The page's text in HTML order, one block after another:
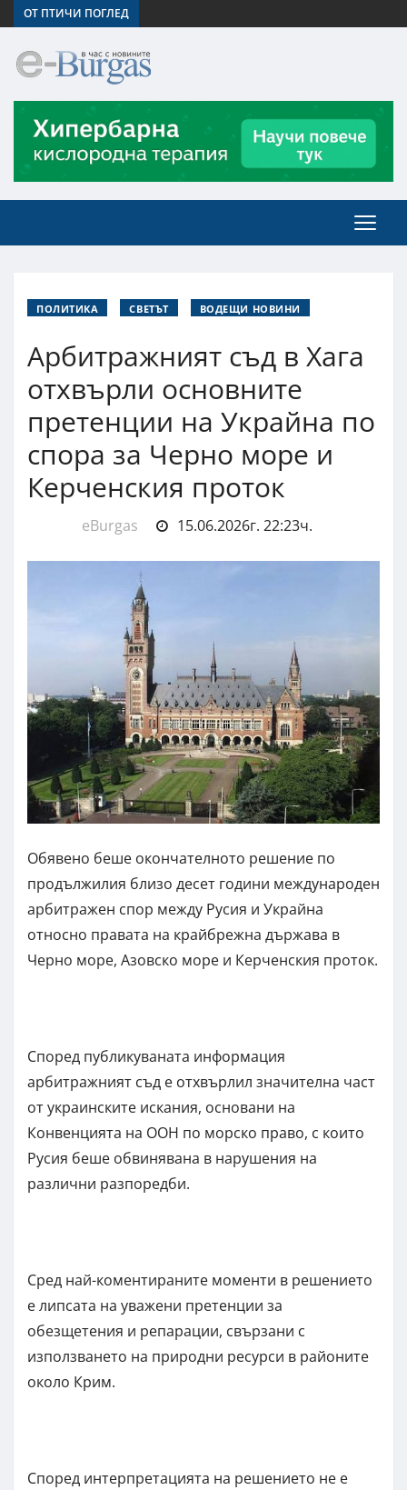
ОТ ПТИЧИ ПОГЛЕД
ПОЛИТИКА СВЕТЪТ ВОДЕЩИ НОВИНИ
Арбитражният съд в Хага
отхвърли основните
претенции на Украйна по
спора за Черно море и
Керченския проток
eBurgas 15.06.2026г. 22:23ч.
Обявено беше окончателното решение по
продължилия близо десет години международен
арбитражен спор между Русия и Украйна
относно правата на крайбрежна държава в
Черно море, Азовско море и Керченския проток.
Според публикуваната информация
арбитражният съд е отхвърлил значителна част
от украинските искания, основани на
Конвенцията на ООН по морско право, с които
Русия беше обвинявана в нарушения на
различни разпоредби.
Сред най-коментираните моменти в решението
е липсата на уважени претенции за
обезщетения и репарации, свързани с
използването на природни ресурси в районите
около Крим.
Според интерпретацията на решението не е